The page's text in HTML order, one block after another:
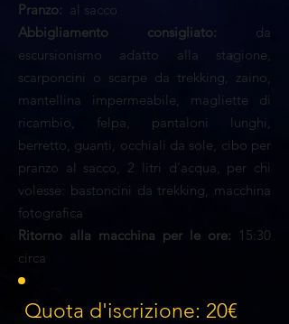
Pranzo: al sacco
Abbigliamento consigliato: da
escursionismo adatto alla stagione,
scarponcini o scarpe da trekking, zaino,
mantellina impermeabile, magliette di
ricambio, felpa, pantaloni lunghi ,
berretto, guanti, occhiali da sole, cibo per
pranzo al sacco, 2 litri d’acqua, per chi
volesse: bastoncini da trekking, macchina
fotografica
Ritorno alla macchina per le ore: 15:30
circa
Quota d'iscrizione: 20€